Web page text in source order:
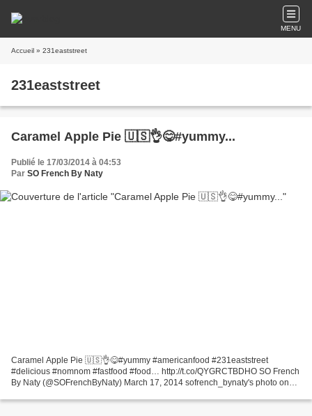
MENU
Accueil » 231eaststreet
231eaststreet
Caramel Apple Pie 🇺🇸👌😋#yummy...
Publié le 17/03/2014 à 04:53
Par SO French By Naty
Caramel Apple Pie 🇺🇸👌😋#yummy #americanfood #231eaststreet
#delicious #nomnom #fastfood #food… http://t.co/QYGRCTBDHO SO French
By Naty (@SOFrenchByNaty) March 17, 2014 sofrench_bynaty's photo on